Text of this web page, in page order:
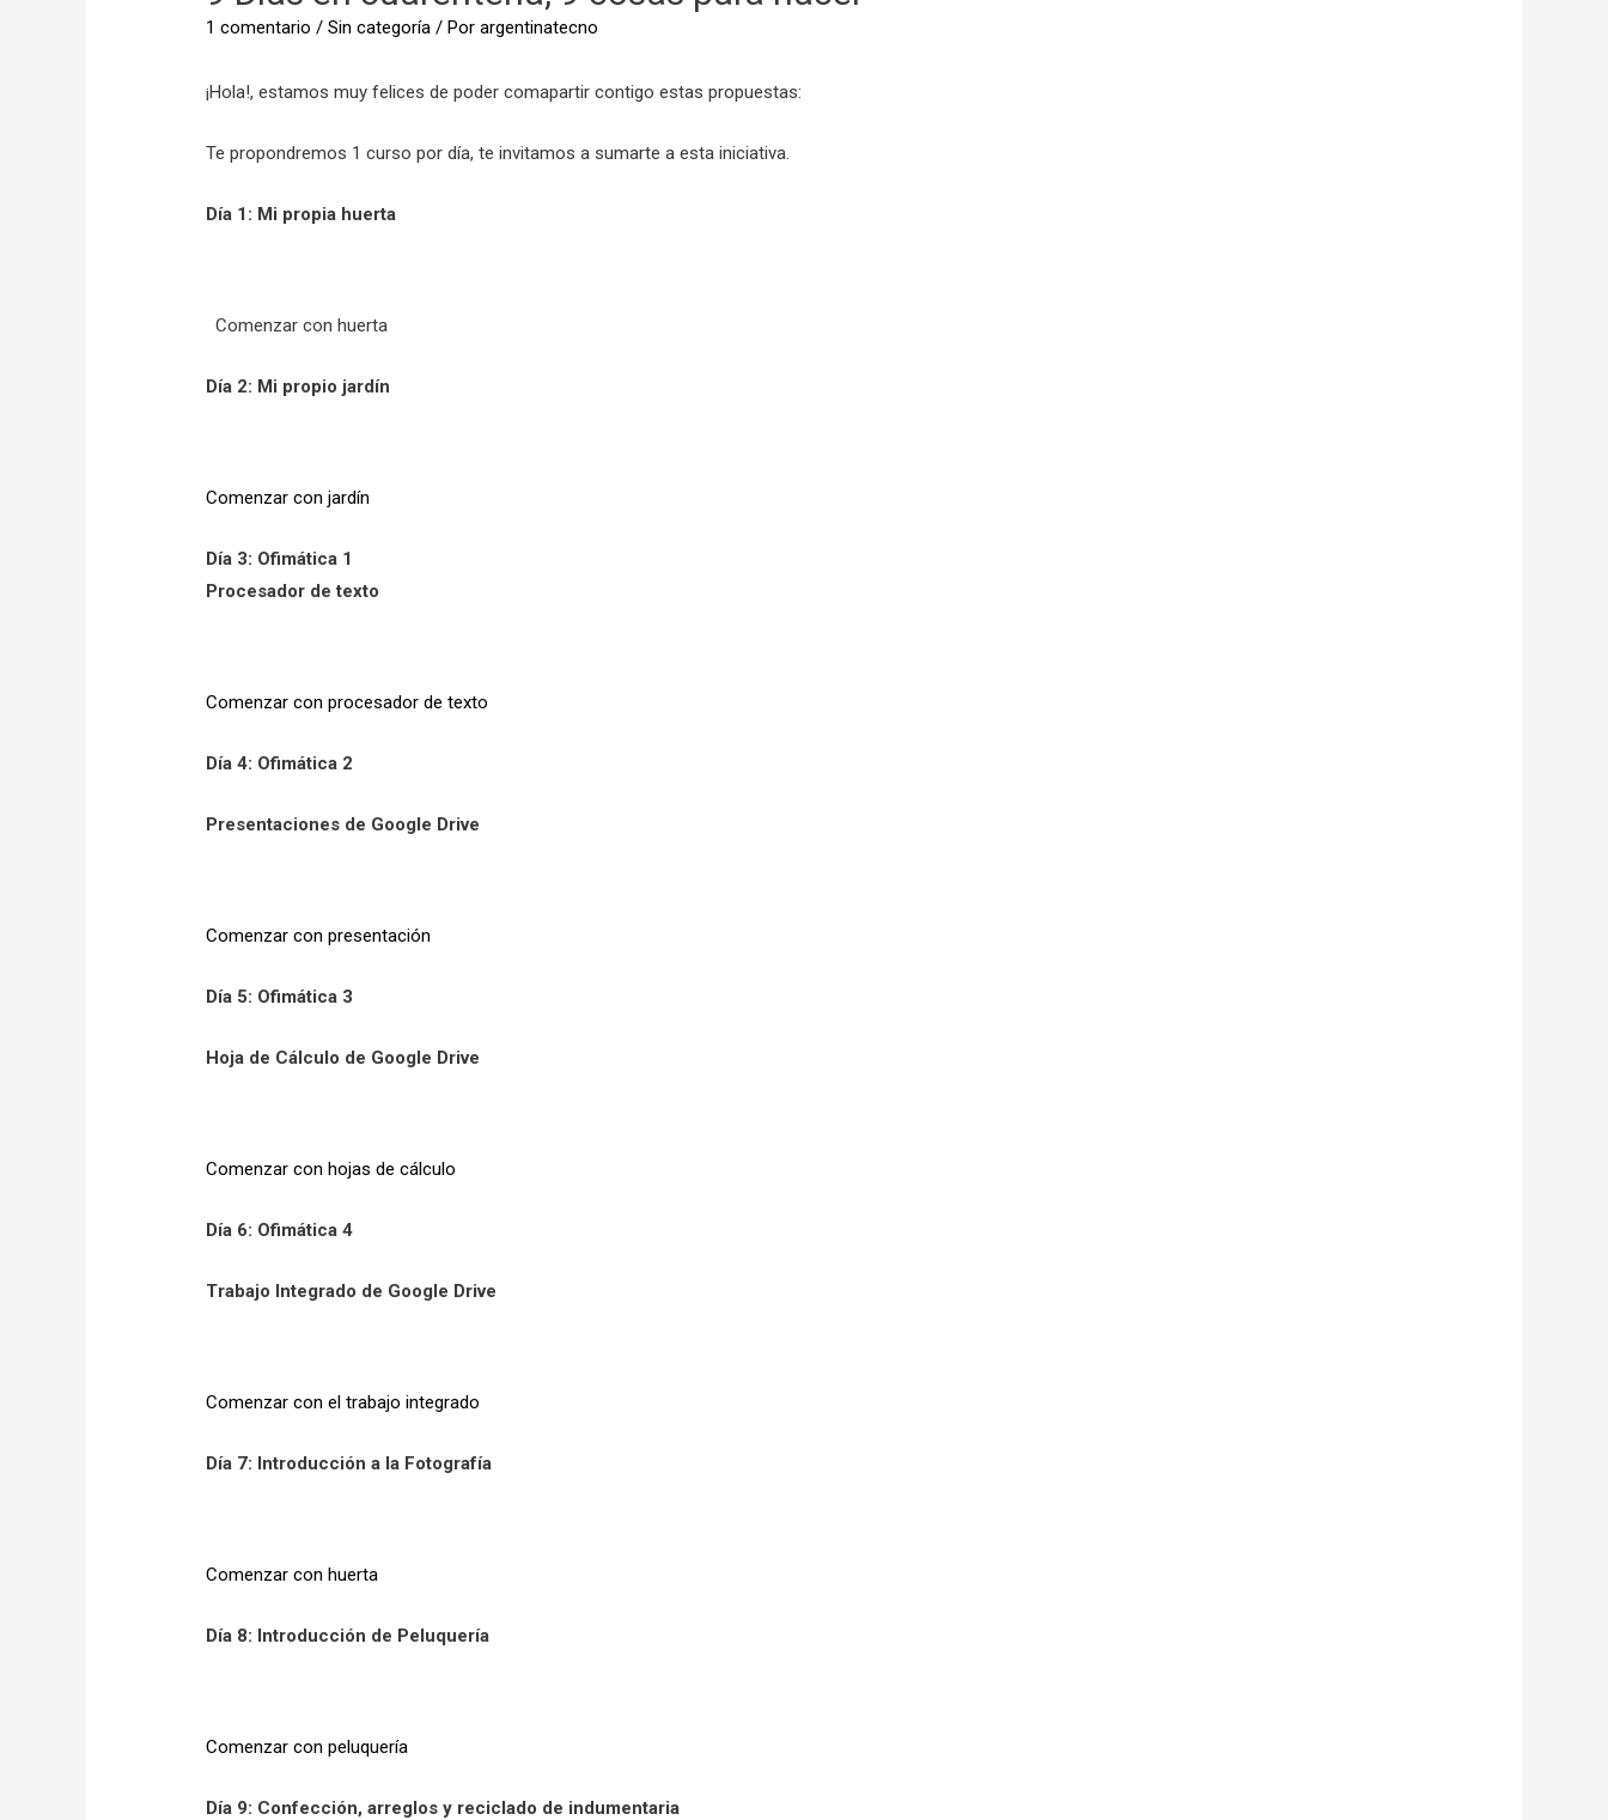
1 comentario /Sin categoría / Porargentinatecno
¡Hola!, estamos muy felices de poder comapartir contigo estas propuestas:
Te propondremos 1 curso por día, te invitamos a sumarte a esta iniciativa.
Día 1: Mi propia huerta
Comenzar con huerta
Día 2: Mi propio jardín
Comenzar con jardín
Día 3: Ofimática 1
Procesador de texto
Comenzar con procesador de texto
Día 4: Ofimática 2
Presentaciones de Google Drive
Comenzar con presentación
Día 5: Ofimática 3
Hoja de Cálculo de Google Drive
Comenzar con hojas de cálculo
Día 6: Ofimática 4
Trabajo Integrado de Google Drive
Comenzar con el trabajo integrado
Día 7: Introducción a la Fotografía
Comenzar con huerta
Día 8: Introducción de Peluquería
Comenzar con peluquería
Día 9: Confección, arreglos y reciclado de indumentaria